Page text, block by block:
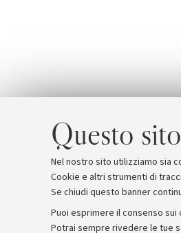
Questo
Nel nostro sito utilizziamo sia
Cookie e altri strumenti di
Se chiudi questo banner
Puoi esprimere il consenso
Potrai sempre rivedere le tue